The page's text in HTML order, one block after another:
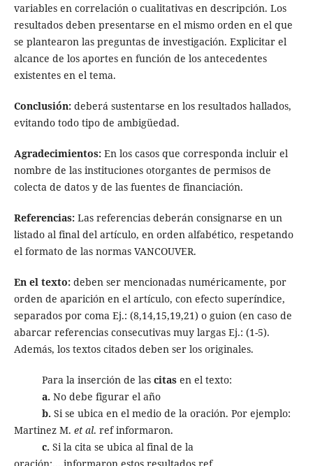
variables en correlación o cualitativas en descripción. Los
resultados deben presentarse en el mismo orden en el que
se plantearon las preguntas de investigación. Explicitar el
alcance de los aportes en función de los antecedentes
existentes en el tema.
Conclusión:deberá sustentarse en los resultados hallados,
evitando todo tipo de ambigüedad.
Agradecimientos:En los casos que corresponda incluir el
nombre de las instituciones otorgantes de permisos de
colecta de datos y de las fuentes de financiación.
Referencias:Las referencias deberán consignarse en un
listado al final del artículo, en orden alfabético, respetando
el formato de las normas VANCOUVER.
En el texto: deben ser mencionadas numéricamente, por
orden de aparición en el artículo, con efecto superíndice,
separados por coma Ej.: (8,14,15,19,21) o guion (en caso de
abarcar referencias consecutivas muy largas Ej.: (1-5).
Además, los textos citados deben ser los originales.
Para la inserción de las citasen el texto:
a. No debe figurar el año
b. Si se ubica en el medio de la oración. Por ejemplo:
Martinez M. et al. ref informaron.
c. Si la cita se ubica al final de la